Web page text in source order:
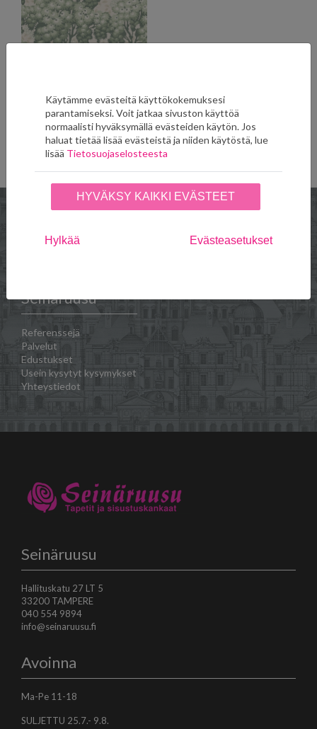
Ragnvi Green S10564
151,00€
LISÄÄ SUOSIKKEIHIN
Verkkokauppa
Toimitus- ja
Seinäruusu
Referenssejä
Palvelut
Edustukset
Usein kysytyt kysymykset
Yhteystiedot
Seinäruusu
Hallituskatu 27 LT 5
33200 TAMPERE
040 554 9894
info@seinaruusu.fi
Avoinna
Ma-Pe 11-18
SULJETTU 25.7.- 9.8.
Käytämme evästeitä käyttökokemuksesi
parantamiseksi. Voit jatkaa sivuston käyttöä
normaalisti hyväksymällä evästeiden käytön. Jos
haluat tietää lisää evästeistä ja niiden käytöstä, lue
lisää Tietosuojaselosteesta
HYVÄKSY KAIKKI EVÄSTEET
Hylkää Evästeasetukset